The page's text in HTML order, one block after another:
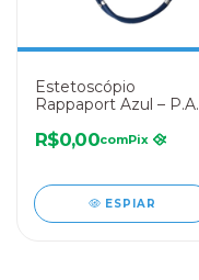
Estetoscópio
Rappaport Azul – P.A.
R$0,00comPix
ESPIAR